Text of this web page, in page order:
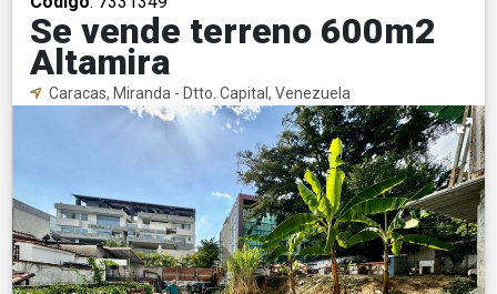
Se vende terreno 600m2
Altamira
Caracas, Miranda - Dtto. Capital, Venezuela